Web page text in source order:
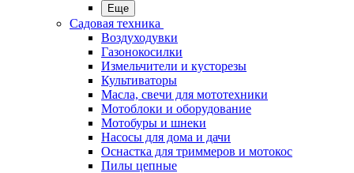
Еще
Садовая техника
Воздуходувки
Газонокосилки
Измельчители и кусторезы
Культиваторы
Масла, свечи для мототехники
Мотоблоки и оборудование
Мотобуры и шнеки
Насосы для дома и дачи
Оснастка для триммеров и мотокос
Пилы цепные